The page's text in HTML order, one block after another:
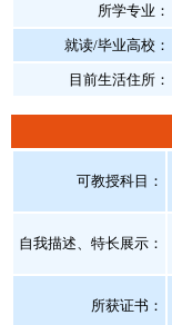
所学专业：
就读/毕业高校：
目前生活住所：
可教授科目：
自我描述、特长展示 ：
所获证书 ：